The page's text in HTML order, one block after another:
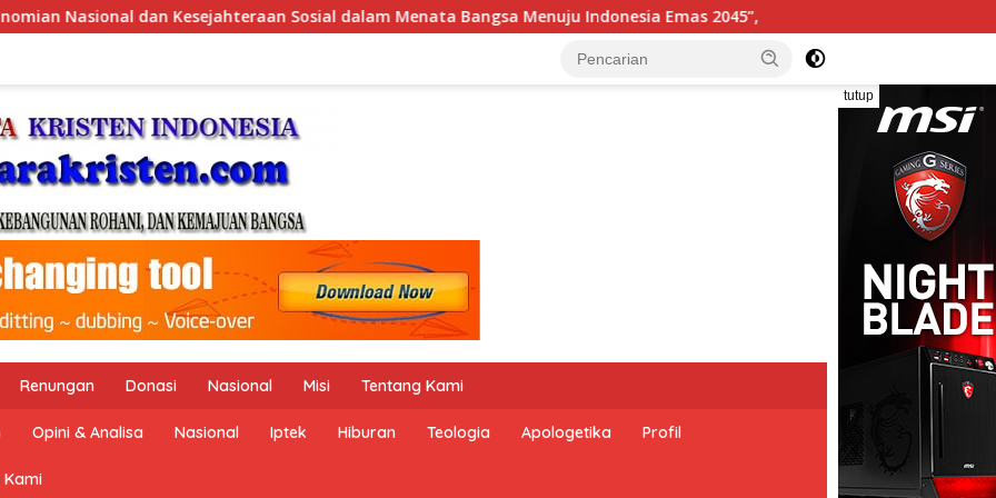
Menata Bangsa Menuju Indonesia Emas 2045”, Pemerintah Indonesia dan Perserikatan Bangsa-Bangsa Peringati
tutup
Renungan Donasi Nasional Misi Tentang Kami
Opini & Analisa Nasional Iptek Hiburan Teologia Apologetika Profil
Kami